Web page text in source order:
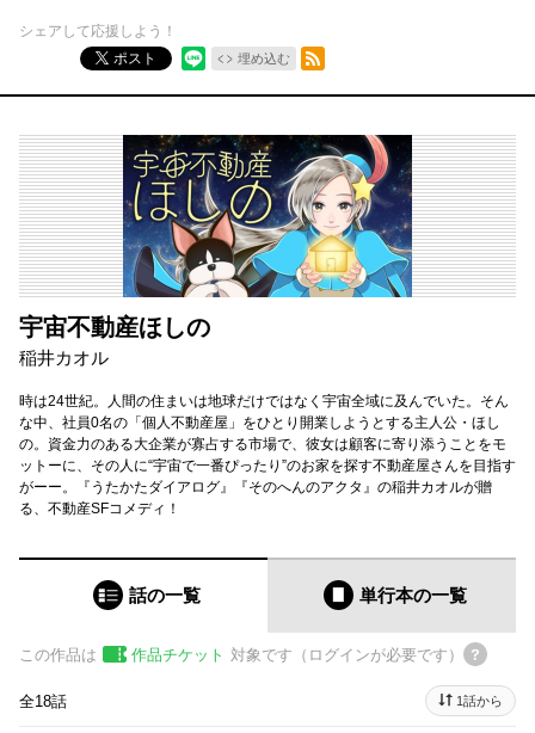
シェアして応援しよう！
ポスト
埋め込む
RSSフィード
宇宙不動産ほしの
稲井カオル
時は24世紀。人間の住まいは地球だけではなく宇宙全域に及んでいた。そん
な中、社員0名の「個人不動産屋」をひとり開業しようとする主人公・ほし
の。資金力のある大企業が寡占する市場で、彼女は顧客に寄り添うことをモ
ットーに、その人に“宇宙で一番ぴったり”のお家を探す不動産屋さんを目指す
がーー。『うたかたダイアログ』『そのへんのアクタ』の稲井カオルが贈
る、不動産SFコメディ！
話の一覧 単行本の一覧
この作品は 作品チケット 対象です（ログインが必要です）
全18話 1話から